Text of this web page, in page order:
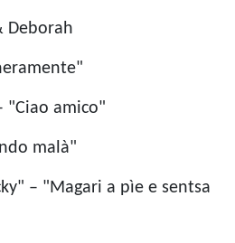
Deborah
"Ciao amico"
malà"
– "Magari a pìe e sentsa